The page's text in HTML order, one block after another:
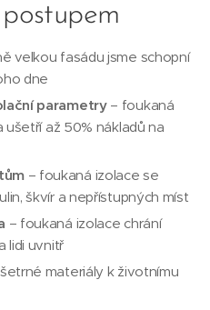
velkou fasádu jsme schopní
dne
parametry– foukaná
až 50% nákladů na
– foukaná izolace se
škvír a nepřístupných míst
– foukaná izolace chrání
lidi uvnitř
materiály k životnímu